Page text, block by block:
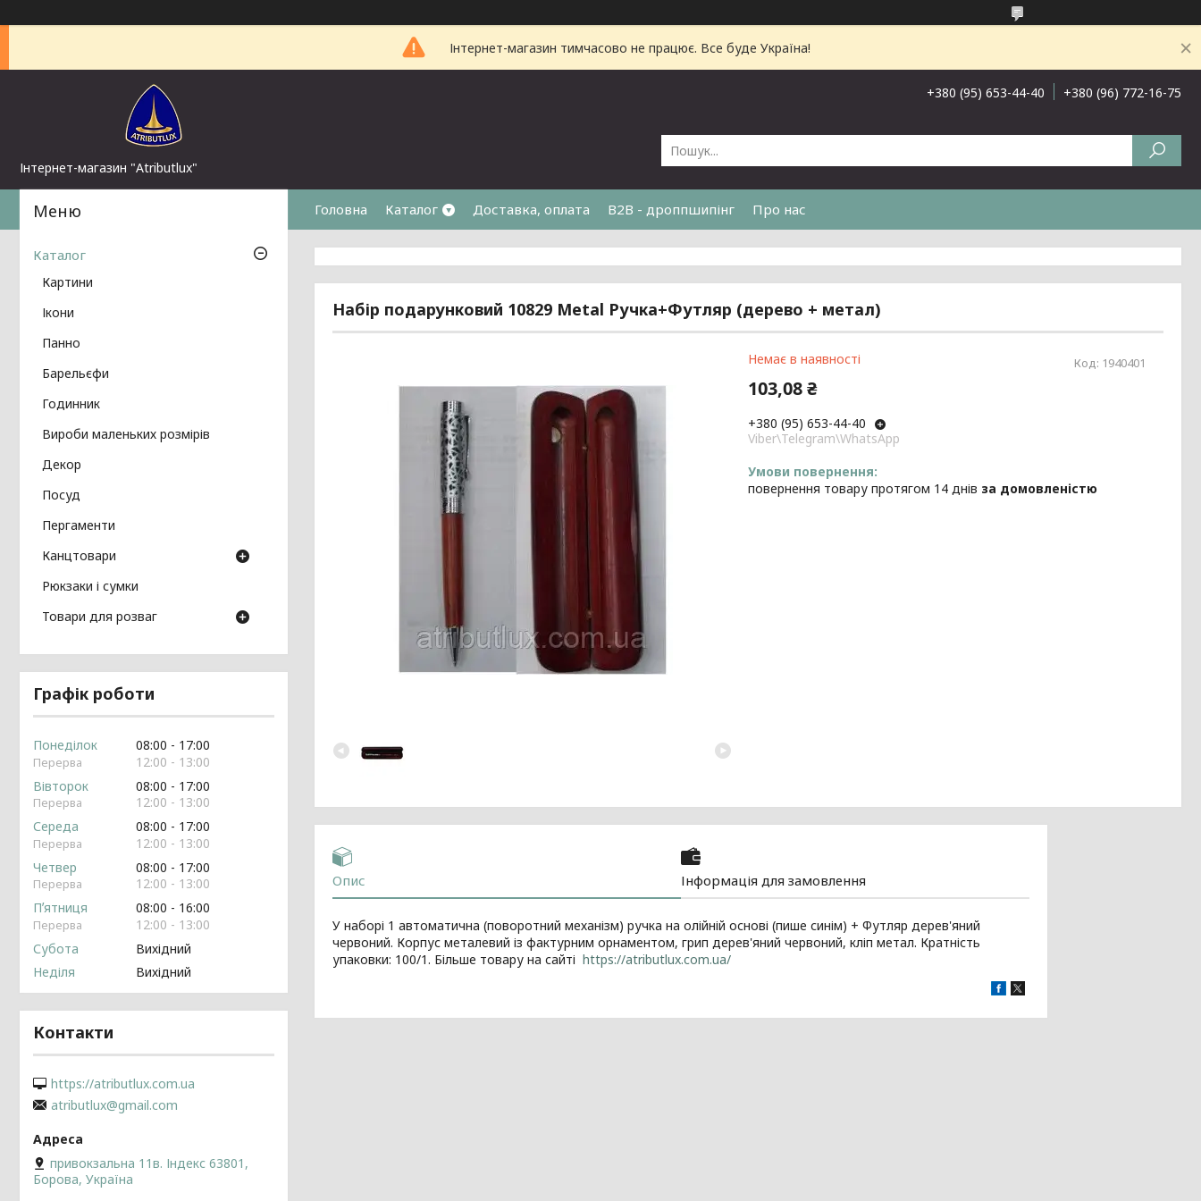
Інтернет-магазин тимчасово не працює. Все буде Україна!
Інтернет-магазин "Atributlux"
+380 (95) 653-44-40 +380 (96) 772-16-75
Головна Каталог Доставка, оплата B2B - дроппшипінг Про нас
Набір подарунковий 10829 Metal Ручка+Футляр (дерево + метал)
Немає в наявності Код: 1940401
103,08 ₴
+380 (95) 653-44-40
Viber\Telegram\WhatsApp
повернення товару протягом 14 днів за домовленістю
Опис Інформація для замовлення
У наборі 1 автоматична (поворотний механізм) ручка на олійній основі (пише синім) + Футляр дерев'яний
червоний. Корпус металевий із фактурним орнаментом, грип дерев'яний червоний, кліп метал. Кратність
упаковки: 100/1. Більше товару на сайті https://atributlux.com.ua/
Каталог
Картини
Ікони
Панно
Барельєфи
Годинник
Вироби маленьких розмірів
Декор
Посуд
Пергаменти
Канцтовари
Рюкзаки і сумки
Товари для розваг
Графік роботи
Понеділок 08:00
17:00
12:00
13:00
Вівторок
08:00
17:00
12:00
13:00
Середа
08:00
17:00
12:00
13:00
Четвер
08:00
17:00
12:00
13:00
Пʼятниця
08:00
16:00
12:00
13:00
Субота
Вихідний
Неділя
Вихідний
Контакти
https://atributlux.com.ua
atributlux@gmail.com
привокзальна 11в. Індекс 63801,
Борова, Україна